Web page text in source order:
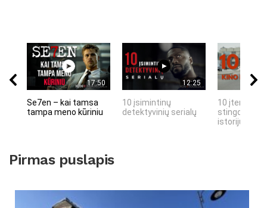
17:50
Se7en – kai tamsa
tampa meno kūriniu
12:25
10 įsimintinų
detektyvinių serialų
10 įtemptų,
stingdančių
istorijų
Pirmas puslapis